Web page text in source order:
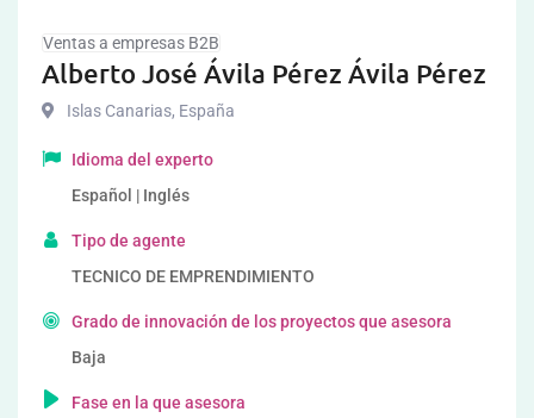
Ventas a empresas B2B
Alberto José Ávila Pérez Ávila Pérez
Islas Canarias, España
Idioma del experto
Español | Inglés
Tipo de agente
TECNICO DE EMPRENDIMIENTO
Grado de innovación de los proyectos que asesora
Baja
Fase en la que asesora